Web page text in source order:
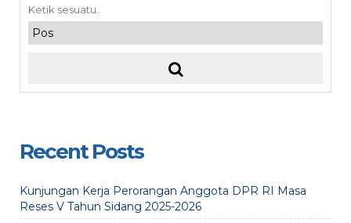
Recent Posts
Kunjungan Kerja Perorangan Anggota DPR RI Masa
Reses V Tahun Sidang 2025-2026